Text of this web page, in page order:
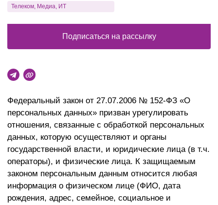
Федеральный закон от 27.07.2006 № 152-ФЗ «О
персональных данных» призван урегулировать
отношения, связанные с обработкой персональных
данных, которую осуществляют и органы
государственной власти, и юридические лица (в т.ч.
операторы), и физические лица. К защищаемым
законом персональным данным относится любая
информация о физическом лице (ФИО, дата
рождения, адрес, семейное, социальное и
Телеком, Медиа, ИТ
Подписаться на рассылку